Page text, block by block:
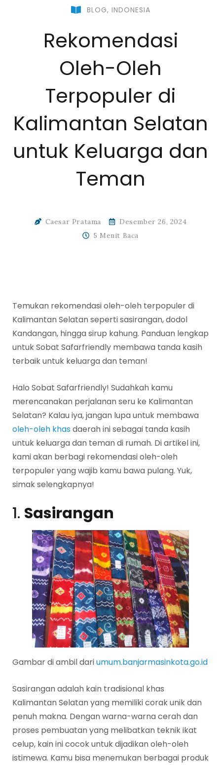
BLOG, INDONESIA
Rekomendasi
Oleh-Oleh
Terpopuler di
Kalimantan Selatan
untuk Keluarga dan
Teman
Caesar Pratama
Desember 26, 2024
5 Menit Baca
Temukan rekomendasi oleh-oleh terpopuler di
Kalimantan Selatan seperti sasirangan, dodol
Kandangan, hingga sirup kahung. Panduan lengkap
untuk Sobat Safarfriendly membawa tanda kasih
terbaik untuk keluarga dan teman!
Halo Sobat Safarfriendly! Sudahkah kamu
merencanakan perjalanan seru ke Kalimantan
Selatan? Kalau iya, jangan lupa untuk membawa
oleh-oleh khasdaerah ini sebagai tanda kasih
untuk keluarga dan teman di rumah. Di artikel ini,
kami akan berbagi rekomendasi oleh-oleh
terpopuler yang wajib kamu bawa pulang. Yuk,
simak selengkapnya!
1. Sasirangan
Gambar di ambil dariumum.banjarmasinkota.go.id
Sasirangan adalah kain tradisional khas
Kalimantan Selatan yang memiliki corak unik dan
penuh makna. Dengan warna-warna cerah dan
proses pembuatan yang melibatkan teknik ikat
celup, kain ini cocok untuk dijadikan oleh-oleh
istimewa. Kamu bisa menemukan berbagai produk